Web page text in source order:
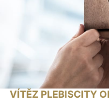
VÍTĚZ PLEBISCITY